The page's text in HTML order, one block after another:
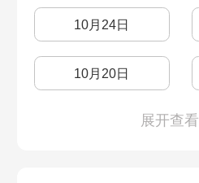
表情包
瓦尔特配队
跑步键怎么设置
封锁扇区一
沉默且闪耀
教育部的难题（8）
教育部的难题之六
教育部难题其四
10月24日
10月20日
展开查看